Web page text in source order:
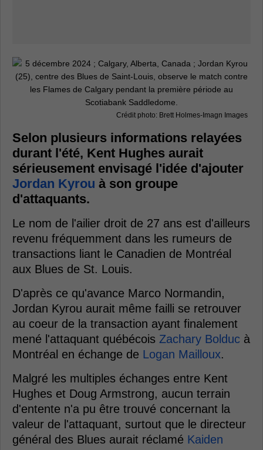
Crédit photo: Brett Holmes-Imagn Images
Selon plusieurs informations relayées
durant l'été, Kent Hughes aurait
sérieusement envisagé l'idée d'ajouter
Jordan Kyrou à son groupe
d'attaquants.
Le nom de l'ailier droit de 27 ans est d'ailleurs
revenu fréquemment dans les rumeurs de
transactions liant le Canadien de Montréal
aux Blues de St. Louis.
D'après ce qu'avance Marco Normandin,
Jordan Kyrou aurait même failli se retrouver
au coeur de la transaction ayant finalement
mené l'attaquant québécois Zachary Bolduc à
Montréal en échange de Logan Mailloux.
Malgré les multiples échanges entre Kent
Hughes et Doug Armstrong, aucun terrain
d'entente n'a pu être trouvé concernant la
valeur de l'attaquant, surtout que le directeur
général des Blues aurait réclamé Kaiden